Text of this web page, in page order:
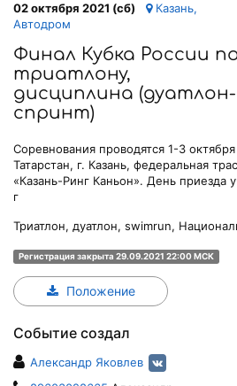
02 октября 2021 (сб)
Казань,
Автодром
Финал Кубка России
триатлону,
дисциплина (дуатлон-
спринт)
Соревнования проводятся 1-3
Татарстан, г. Казань, федеральная
«Казань-Ринг Каньон». День приезда
г
Триатлон, дуатлон, swimrun,
Регистрация закрыта 29.09.2021 22:00 МСК
Положение
Событие создал
Александр Яковлев